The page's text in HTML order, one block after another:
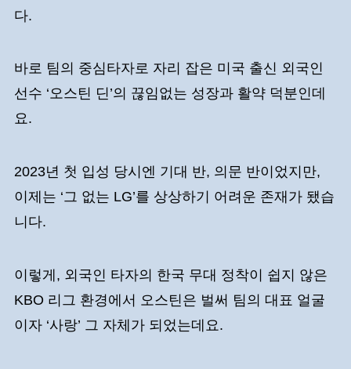
다.
바로 팀의 중심타자로 자리 잡은 미국 출신 외국인
선수 ‘오스틴 딘’의 끊임없는 성장과 활약 덕분인데
요.
2023년 첫 입성 당시엔 기대 반, 의문 반이었지만,
이제는 ‘그 없는 LG’를 상상하기 어려운 존재가 됐습
니다.
이렇게, 외국인 타자의 한국 무대 정착이 쉽지 않은
KBO 리그 환경에서 오스틴은 벌써 팀의 대표 얼굴
이자 ‘사랑’ 그 자체가 되었는데요.